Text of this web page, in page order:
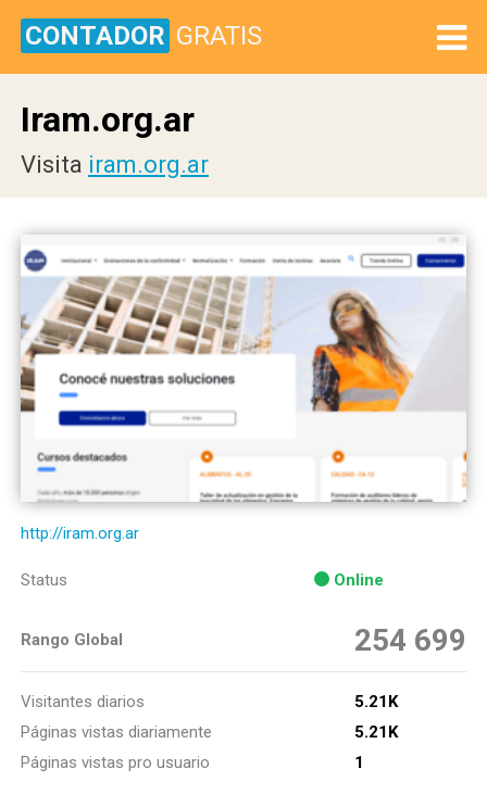
CONTADOR GRATIS
Iram.org.ar
Visita iram.org.ar
http://iram.org.ar
Status Online
Rango Global 254 699
Visitantes diarios
5.21K
Páginas vistas diariamente
5.21K
Páginas vistas pro usuario
1